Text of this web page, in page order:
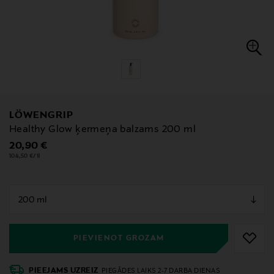
LÖWENGRIP
Healthy Glow ķermeņa balzams 200 ml
Original Price
20,90 €
104,50 €/1l
PIEVIENOT GROZAM
PIEEJAMS UZREIZ
PIEGĀDES LAIKS 2-7 DARBA DIENAS